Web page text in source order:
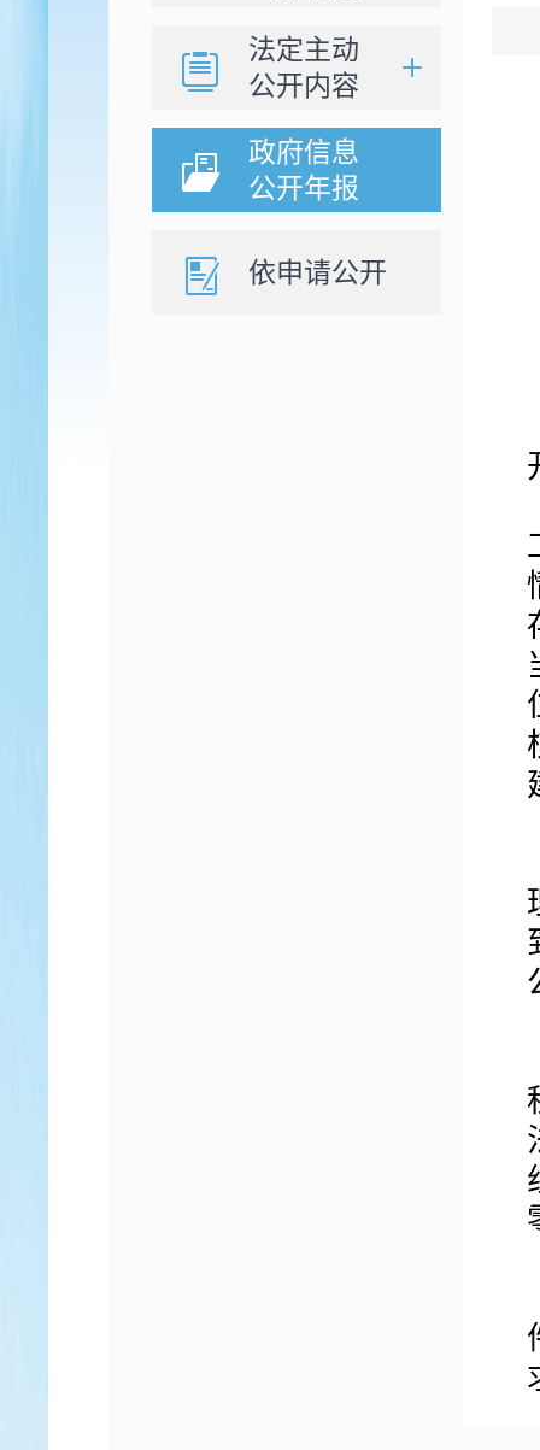
法定主动
公开内容
政府信息
公开年报
依申请公开